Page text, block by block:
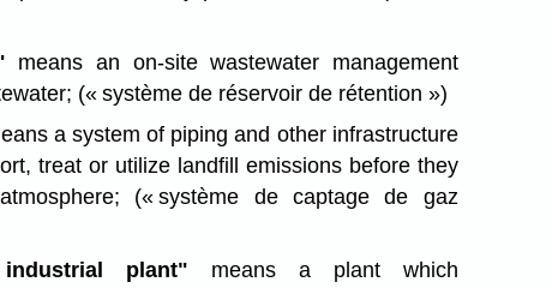
means an on-site wastewater management
(« système de réservoir de rétention »)
a system of piping and other infrastructure
treat or utilize landfill emissions before they
(« système de captage de gaz
plant" means a plant which